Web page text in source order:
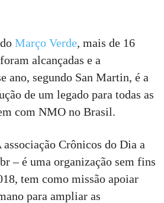
Março Verde, mais de 16
alcançadas e a
ano, segundo San Martin, é a
de um legado para todas as
com NMO no Brasil.
associação Crônicos do Dia a
– é uma organização sem fins
tem como missão apoiar
para ampliar as